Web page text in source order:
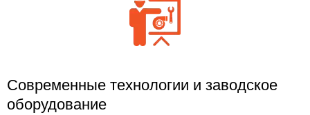
Современные технологии и заводское
оборудование